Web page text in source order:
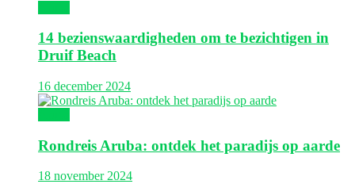
14 bezienswaardigheden om te bezichtigen in
Druif Beach
16 december 2024
Rondreis Aruba: ontdek het paradijs op aarde
18 november 2024